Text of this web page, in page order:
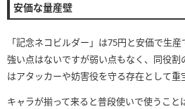
安価な量産壁
「記念ネコビルダー」は75円と安価で生
強い点はないですが弱い点もなく、同役
はアタッカーや妨害役を守る存在として重
キャラが揃って来ると普段使いで使うこ